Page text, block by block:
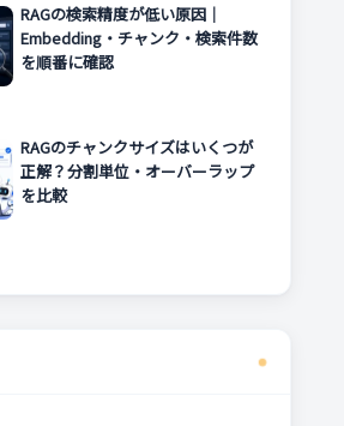
RAGの検索精度が低い原因｜
Embedding・チャンク・検索件数
を順番に確認
RAGのチャンクサイズはいくつが
正解？分割単位・オーバーラップ
を比較